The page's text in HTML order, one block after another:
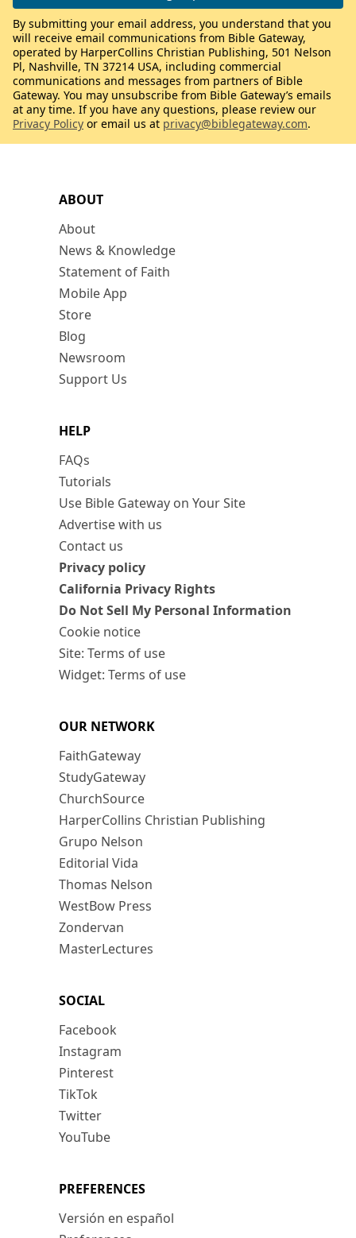
ABOUT
About
News & Knowledge
Statement of Faith
Mobile App
Store
Blog
Newsroom
Support Us
HELP
FAQs
Tutorials
Use Bible Gateway on Your Site
Advertise with us
Contact us
Privacy policy
California Privacy Rights
Do Not Sell My Personal Information
Cookie notice
Site: Terms of use
Widget: Terms of use
OUR NETWORK
FaithGateway
StudyGateway
ChurchSource
HarperCollins Christian Publishing
Grupo Nelson
Editorial Vida
Thomas Nelson
WestBow Press
Zondervan
MasterLectures
SOCIAL
Facebook
Instagram
Pinterest
TikTok
Twitter
YouTube
PREFERENCES
Versión en español
By submitting your email address, you understand that you
will receive email communications from Bible Gateway,
operated by HarperCollins Christian Publishing, 501 Nelson
Pl, Nashville, TN 37214 USA, including commercial
communications and messages from partners of Bible
Gateway. You may unsubscribe from Bible Gateway’s emails
at any time. If you have any questions, please review our
Privacy Policy or email us at privacy@biblegateway.com.